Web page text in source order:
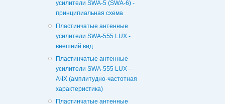
усилители SWA-5 (SWA-6) -
принципиальная схема
Пластинчатые антенные
усилители SWA-555 LUX -
внешний вид
Пластинчатые антенные
усилители SWA-555 LUX -
АЧХ (амплитудно-частотная
характеристика)
Пластинчатые антенные